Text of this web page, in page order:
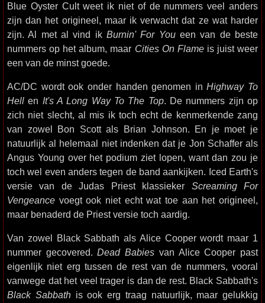
Blue Oyster Cult weet ik niet of de nummers veel anders
zijn dan het origineel, maar ik verwacht dat ze wat harder
zijn. Al met al vind ik Burnin' For Youeen van de beste
nummers op het album, maar Cities On Flameis juist weer
een van de minst goede.
AC/DC wordt ook onder handen genomen inHighway To
Hell en It's A Long Way To The Top. De nummers zijn op
zich niet slecht, al mis ik toch echt de kenmerkende zang
van zowel Bon Scott als Brian Johnson. En je moet je
natuurlijk al helemaal niet indenken dat je Jon Schaffer als
Angus Young over het podium ziet lopen, want dan zou je
toch wel even anders tegen de band aankijken. Iced Earth's
versie van de Judas Priest klassieker Screaming For
Vengeance voegt ook niet echt wat toe aan het origineel,
maar benaderd de Priest versie toch aardig.
Van zowel Black Sabbath als Alice Cooper wordt maar 1
nummer gecovered.Dead Babies van Alice Cooper past
eigenlijk niet erg tussen de rest van de nummers, vooral
vanwege dat het veel trager is dan de rest. Black Sabbath's
Black Sabbathis ook erg traag natuurlijk, maar gelukkig